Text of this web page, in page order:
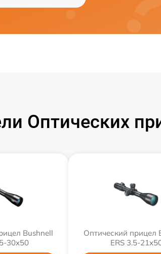
Оптических
Bushnell
30x50
Оптический прицел
ERS 3.5-